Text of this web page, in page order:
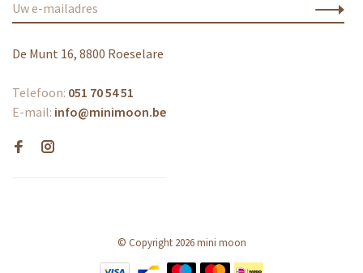
De Munt 16, 8800 Roeselare
Telefoon: 051 70 54 51
E-mail: info@minimoon.be
© Copyright 2026 mini moon